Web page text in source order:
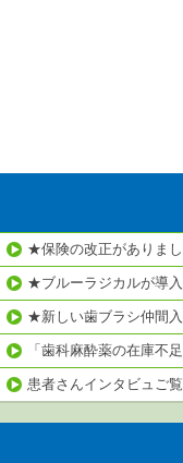
★保険の改正がありま
★ブルーラジカルが導
★新しい歯ブラシ仲間
「歯科麻酔薬の在庫不
患者さんインタビュご